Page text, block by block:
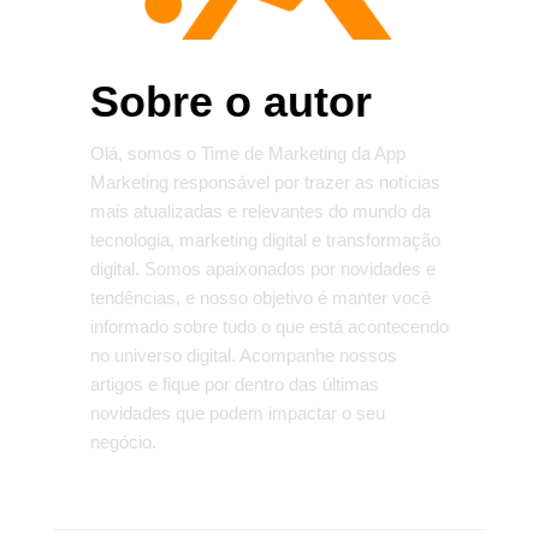
Sobre o autor
Olá, somos o Time de Marketing da App
Marketing responsável por trazer as notícias
mais atualizadas e relevantes do mundo da
tecnologia, marketing digital e transformação
digital. Somos apaixonados por novidades e
tendências, e nosso objetivo é manter você
informado sobre tudo o que está acontecendo
no universo digital. Acompanhe nossos
artigos e fique por dentro das últimas
novidades que podem impactar o seu
negócio.